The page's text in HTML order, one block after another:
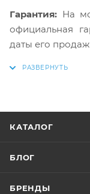
Гарантия: На
официальная
даты его
КАТАЛОГ
БЛОГ
БРЕНДЫ